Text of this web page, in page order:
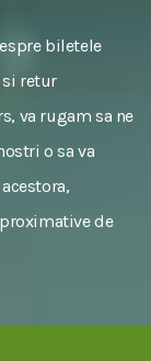
biletele
si retur
va rugam sa ne
o sa va
de